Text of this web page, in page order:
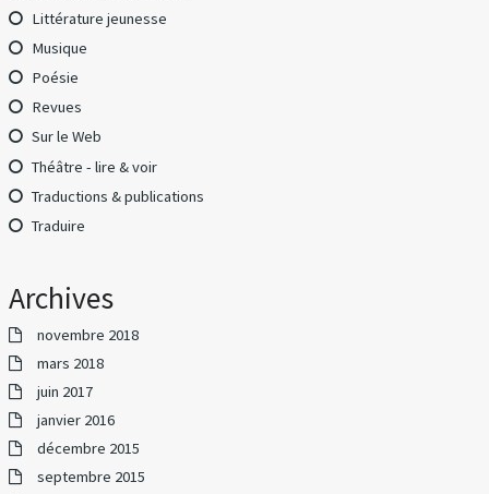
Littérature jeunesse
Musique
Poésie
Revues
Sur le Web
Théâtre - lire & voir
Traductions & publications
Traduire
Archives
novembre 2018
mars 2018
juin 2017
janvier 2016
décembre 2015
septembre 2015